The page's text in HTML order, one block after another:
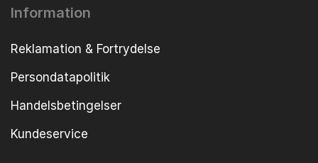
Information
Reklamation & Fortrydelse
Persondatapolitik
Handelsbetingelser
Kundeservice